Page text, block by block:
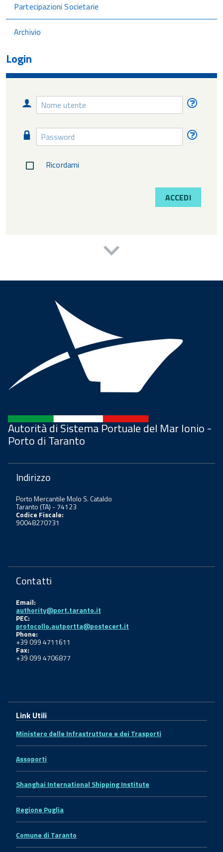
Partecipazioni Societarie
Archivio
Login
Nome
utente
Password
Ricordami
ACCEDI
Autorità di Sistema Portuale del Mar Ionio -
Porto di Taranto
Indirizzo
Porto Mercantile Molo S. Cataldo
Taranto (TA) - 74123
Codice Fiscale:
90048270731
Contatti
Email:
authority@port.taranto.it
PEC:
protocollo.autportta@postecert.it
Phone:
+39 099 4711611
Fax:
+39 099 4706877
Link Utili
Ministero delle Infrastrutture e dei Trasporti
Assoporti
Shanghai International Shipping Institute
Regione Puglia
Comune di Taranto